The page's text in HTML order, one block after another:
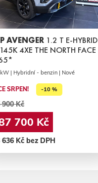
AVENGER 1.2 T E-HYBRID
4XE THE NORTH FACE
| Hybridní - benzin | Nové
SRPEN! -10 %
900 Kč
700 Kč
636 Kč bez DPH